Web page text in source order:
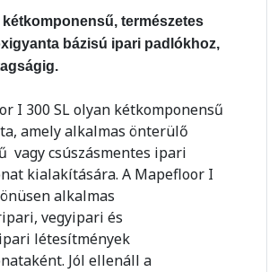
természetes
bázisú ipari padlókhoz,
I 300 SL olyan kétkomponensű
amely alkalmas önterülő
vagy csúszásmentes ipari
kialakítására. A Mapefloor I
alkalmas
vegyipari és
létesítmények
Jól ellenáll a